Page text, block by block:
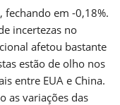
fechando em -0,18%.
incertezas no
afetou bastante
estão de olho nos
entre EUA e China.
as variações das